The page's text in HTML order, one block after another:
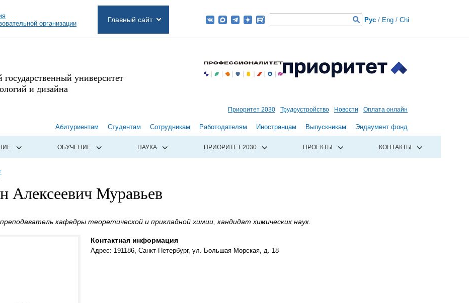
организации
Главный сайт Рус / Eng / Chi
университет
и дизайна
Приоритет 2030 Трудоустройство Новости Оплата онлайн
Абитуриентам Студентам Сотрудникам Работодателям Иностранцам Выпускникам Эндаумент фонд
ОБУЧЕНИЕ НАУКА ПРИОРИТЕТ 2030 ПРОЕКТЫ КОНТАКТЫ
Алексеевич Муравьев
кафедры теоретической и прикладной химии, кандидат химических наук.
Контактная информация
Адрес: 191186, Санкт-Петербург, ул. Большая Морская, д. 18